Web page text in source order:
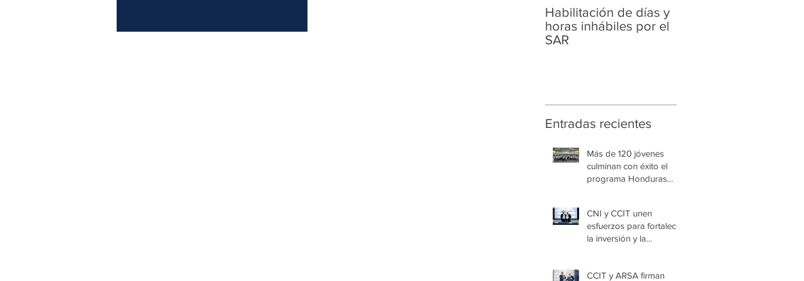
Entradas recientes
Más de 120 jóvenes
culminan con éxito el
programa Honduras
CNI y CCIT unen
esfuerzos para fortalecer
la inversión y la
CCIT y ARSA firman
Habilitación de días y
horas inhábiles por el
SAR